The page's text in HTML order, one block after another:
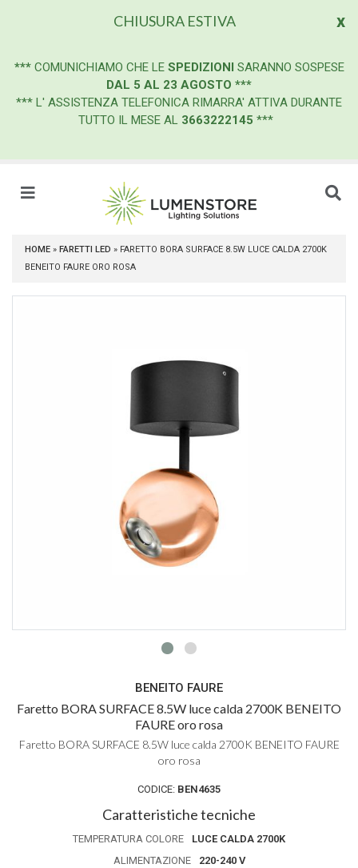
x
CHIUSURA ESTIVA
*** COMUNICHIAMO CHE LE SPEDIZIONI SARANNO SOSPESE
DAL 5 AL 23 AGOSTO ***
*** L' ASSISTENZA TELEFONICA RIMARRA' ATTIVA DURANTE
TUTTO IL MESE AL 3663222145 ***
HOME » FARETTI LED » FARETTO BORA SURFACE 8.5W LUCE CALDA 2700K
BENEITO FAURE ORO ROSA
BENEITO FAURE
Faretto BORA SURFACE 8.5W luce calda 2700K BENEITO
FAURE oro rosa
Faretto BORA SURFACE 8.5W luce calda 2700K BENEITO FAURE
oro rosa
CODICE: BEN4635
Caratteristiche tecniche
TEMPERATURA COLORE
LUCE CALDA 2700K
ALIMENTAZIONE
220-240 V